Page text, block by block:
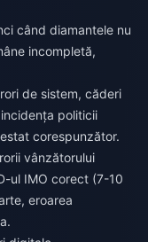
când diamantele nu
incompletă,
de sistem, căderi
politicii
corespunzător.
vânzătorului
ul IMO corect (7-10
eroarea